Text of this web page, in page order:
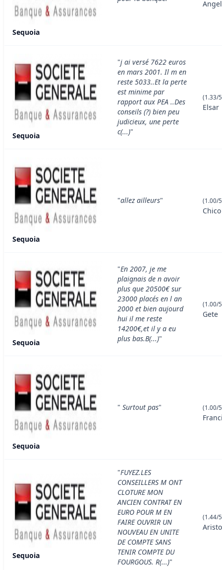
Sequoia
Sequoia
"j ai versé 7622 euros
en mars 2001. Il m en
reste 5033..Et la perte
est minime par
rapport aux PEA ..Des
conseils (?) bien peu
judicieux, une perte
c(...)"
(1.33/
Elsar
Sequoia
"allez ailleurs" (1.00/
Chico
Sequoia
"En 2007, je me
plaignais de n avoir
plus que 20500€ sur
23000 placés en l an
2000 et bien aujourd
hui il me reste
14200€,et il y a eu
plus bas.B(...)"
(1.00/
Gete
Sequoia
" Surtout pas" (1.00/
Sequoia
"FUYEZ.LES
CONSEILLERS M ONT
CLOTURE MON
ANCIEN CONTRAT EN
EURO POUR M EN
FAIRE OUVRIR UN
NOUVEAU EN UNITE
DE COMPTE SANS
TENIR COMPTE DU
FOURGOUS. R(...)"
(1.44/